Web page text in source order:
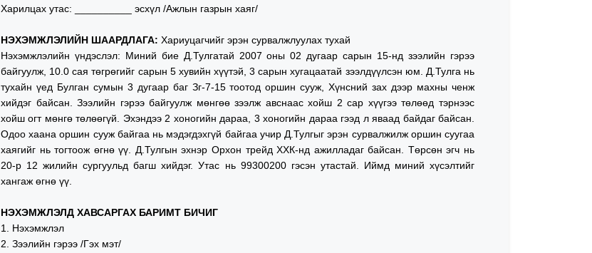
Харилцах утас: __________ эсхүл /Ажлын газрын хаяг/
НЭХЭМЖЛЭЛИЙН ШААРДЛАГА: Хариуцагчийг эрэн сурвалжлуулах тухай
Нэхэмжлэлийн үндэслэл: Миний бие Д.Тулгатай 2007 оны 02 дугаар сарын 15-нд зээлийн гэрээ
байгуулж, 10.0 сая төгрөгийг сарын 5 хувийн хүүтэй, 3 сарын хугацаатай зээлдүүлсэн юм. Д.Тулга нь
тухайн үед Булган сумын 3 дугаар баг Зг-7-15 тоотод оршин сууж, Хүнсний зах дээр махны ченж
хийдэг байсан. Зээлийн гэрээ байгуулж мөнгөө зээлж авснаас хойш 2 сар хүүгээ төлөөд тэрнээс
хойш огт мөнгө төлөөгүй. Эхэндээ 2 хоногийн дараа, 3 хоногийн дараа гээд л яваад байдаг байсан.
Одоо хаана оршин сууж байгаа нь мэдэгдэхгүй байгаа учир Д.Тулгыг эрэн сурвалжилж оршин суугаа
хаягийг нь тогтоож өгнө үү. Д.Тулгын эхнэр Орхон трейд ХХК-нд ажилладаг байсан. Төрсөн эгч нь
20-р 12 жилийн сургуульд багш хийдэг. Утас нь 99300200 гэсэн утастай. Иймд миний хүсэлтийг
хангаж өгнө үү.
НЭХЭМЖЛЭЛД ХАВСАРГАХ БАРИМТ БИЧИГ
1. Нэхэмжлэл
2. Зээлийн гэрээ /Гэх мэт/